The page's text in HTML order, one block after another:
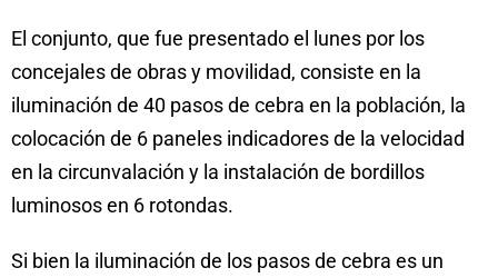
El conjunto, que fue presentado el lunes por los
concejales de obras y movilidad, consiste en la
iluminación de 40 pasos de cebra en la población, la
colocación de 6 paneles indicadores de la velocidad
en la circunvalación y la instalación de bordillos
luminosos en 6 rotondas.
Si bien la iluminación de los pasos de cebra es un